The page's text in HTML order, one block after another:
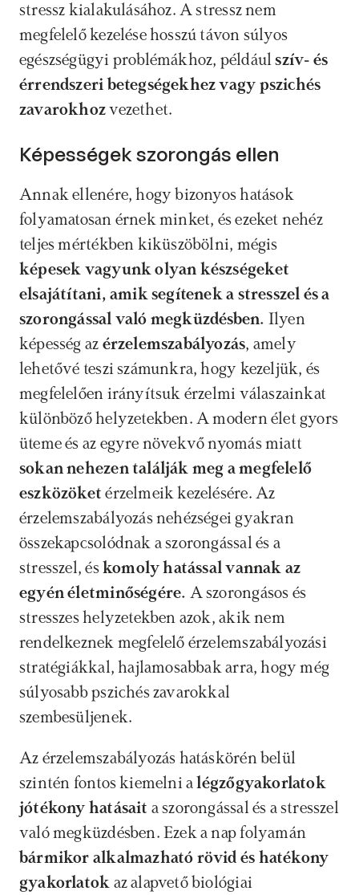
stressz kialakulásához. A stressz nem
megfelelő kezelése hosszú távon súlyos
egészségügyi problémákhoz, például szív- és
érrendszeri betegségekhez vagy pszichés
zavarokhoz vezethet.
Képességek szorongás ellen
Annak ellenére, hogy bizonyos hatások
folyamatosan érnek minket, és ezeket nehéz
képesek vagyunk olyan készségeket
elsajátítani, amik segítenek a stresszel és a
szorongással való megküzdésben. Ilyen
képesség az érzelemszabályozás, amely
lehetővé teszi számunkra, hogy kezeljük, és
megfelelően irányítsuk érzelmi válaszainkat
különböző helyzetekben. A modern élet gyors
üteme és az egyre növekvő nyomás miatt
sokan nehezen találják meg a megfelelő
eszközöket érzelmeik kezelésére. Az
érzelemszabályozás nehézségei gyakran
összekapcsolódnak a szorongással és a
stresszel, és komoly hatással vannak az
egyén életminőségére. A szorongásos és
stresszes helyzetekben azok, akik nem
rendelkeznek megfelelő érzelemszabályozási
stratégiákkal, hajlamosabbak arra, hogy még
súlyosabb pszichés zavarokkal
szembesüljenek.
Az érzelemszabályozás hatáskörén belül
szintén fontos kiemelni a légzőgyakorlatok
jótékony hatásait a szorongással és a stresszel
való megküzdésben. Ezek a nap folyamán
bármikor alkalmazható rövid és hatékony
gyakorlatok az alapvető biológiai